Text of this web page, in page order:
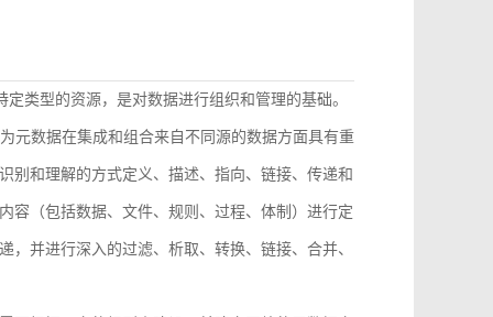
类型的资源，是对数据进行组织和管理的基础。
元数据在集成和组合来自不同源的数据方面具有重
别和理解的方式定义、描述、指向、链接、传递和
容（包括数据、文件、规则、过程、体制）进行定
并进行深入的过滤、析取、转换、链接、合并、